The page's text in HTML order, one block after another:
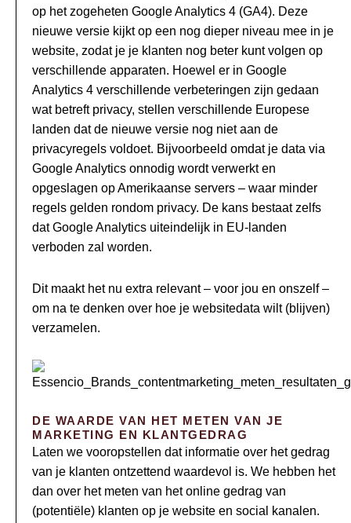
op het zogeheten Google Analytics 4 (GA4). Deze
nieuwe versie kijkt op een nog dieper niveau mee in je
website, zodat je je klanten nog beter kunt volgen op
verschillende apparaten. Hoewel er in Google
Analytics 4 verschillende verbeteringen zijn gedaan
wat betreft privacy, stellen verschillende Europese
landen dat de nieuwe versie nog niet aan de
privacyregels voldoet. Bijvoorbeeld omdat je data via
Google Analytics onnodig wordt verwerkt en
opgeslagen op Amerikaanse servers – waar minder
regels gelden rondom privacy. De kans bestaat zelfs
dat Google Analytics uiteindelijk in EU-landen
verboden zal worden.
Dit maakt het nu extra relevant – voor jou en onszelf –
om na te denken over hoe je websitedata wilt (blijven)
verzamelen.
DE WAARDE VAN HET METEN VAN JE
MARKETING EN KLANTGEDRAG
Laten we vooropstellen dat informatie over het gedrag
van je klanten ontzettend waardevol is. We hebben het
dan over het meten van het online gedrag van
(potentiële) klanten op je website en social kanalen.